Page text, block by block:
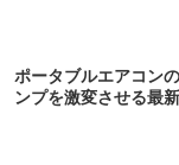
ポータブルエアコン
ンプを激変させる最